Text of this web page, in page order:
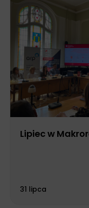
Lipiec w
31 lipca